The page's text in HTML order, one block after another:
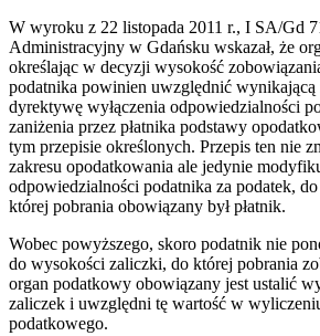
W wyroku z 22 listopada 2011 r., I SA/Gd
Administracyjny w Gdańsku wskazał, że
określając w decyzji wysokość
podatnika powinien uwzględnić wynikającą
dyrektywę wyłączenia odpowiedzialności
zaniżenia przez płatnika podstawy
tym przepisie określonych. Przepis ten nie
zakresu opodatkowania ale jedynie
odpowiedzialności podatnika za podatek,
której pobrania obowiązany był płatnik.
Wobec powyższego, skoro podatnik nie
do wysokości zaliczki, do której pobrania
organ podatkowy obowiązany jest ustalić
zaliczek i uwzględni tę wartość w
podatkowego.